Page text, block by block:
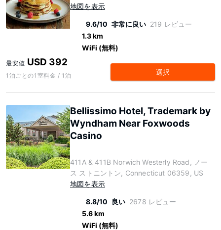
地図を表示
9.6/10 非常に良い 219 レビュー
1.3 km
WiFi (無料)
最安値 USD 392
1泊ごとの1室料金 / 1泊 選択
Bellissimo Hotel, Trademark by
Wyndham Near Foxwoods
Casino
411A & 411B Norwich Westerly Road, ノー
ス ストニントン, Connecticut 06359, US
地図を表示
8.8/10 良い 2678 レビュー
5.6 km
WiFi (無料)